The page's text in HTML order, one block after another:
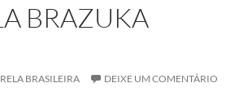
BRAZUKA
BRASILEIRA DEIXE UM COMENTÁRIO